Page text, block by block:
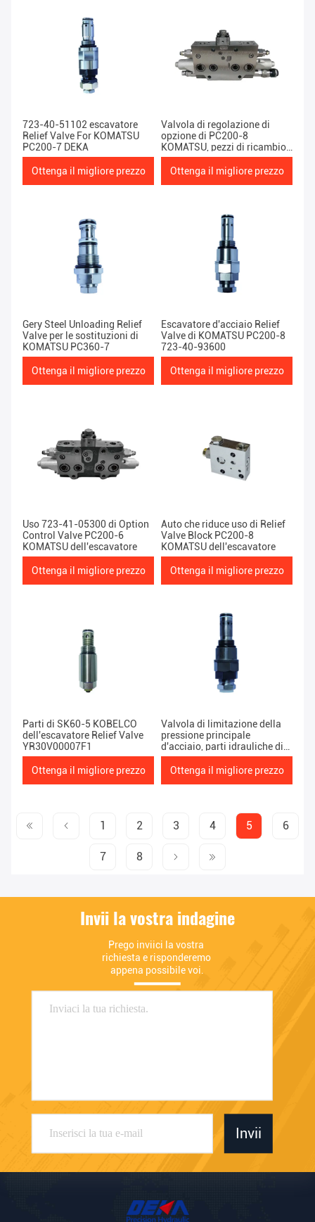
723-40-51102 escavatore
Relief Valve For KOMATSU
PC200-7 DEKA
Ottenga il migliore prezzo
Valvola di regolazione di
opzione di PC200-8
KOMATSU, pezzi di ricambio
movimento terra pesanti del
macchinario 2KG
Ottenga il migliore prezzo
Gery Steel Unloading Relief
Valve per le sostituzioni di
KOMATSU PC360-7
Ottenga il migliore prezzo
Escavatore d'acciaio Relief
Valve di KOMATSU PC200-8
723-40-93600
Ottenga il migliore prezzo
Uso 723-41-05300 di Option
Control Valve PC200-6
KOMATSU dell'escavatore
Ottenga il migliore prezzo
Auto che riduce uso di Relief
Valve Block PC200-8
KOMATSU dell'escavatore
Ottenga il migliore prezzo
Parti di SK60-5 KOBELCO
dell'escavatore Relief Valve
YR30V00007F1
Ottenga il migliore prezzo
Valvola di limitazione della
pressione principale
d'acciaio, parti idrauliche di
KOMATSU Pc220
Ottenga il migliore prezzo
1 2 3 4 5 6
7 8
Invii la vostra indagine
Prego inviici la vostra
richiesta e risponderemo
appena possibile voi.
Invii